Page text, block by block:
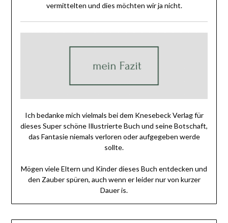
vermittelten und dies möchten wir ja nicht.
Ich bedanke mich vielmals bei dem Knesebeck Verlag für
dieses Super schöne Illustrierte Buch und seine Botschaft,
das Fantasie niemals verloren oder aufgegeben werde
sollte.
Mögen viele Eltern und Kinder dieses Buch entdecken und
den Zauber spüren, auch wenn er leider nur von kurzer
Dauer is.